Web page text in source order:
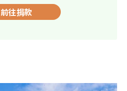
前往捐款